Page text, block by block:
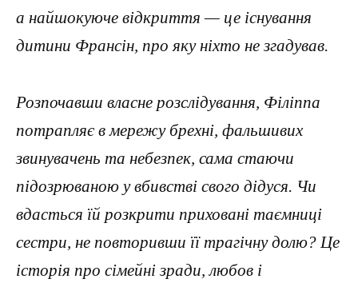
а найшокуюче відкриття — це існування
дитини Франсін, про яку ніхто не згадував.
Розпочавши власне розслідування, Філіппа
потрапляє в мережу брехні, фальшивих
звинувачень та небезпек, сама стаючи
підозрюваною у вбивстві свого дідуся. Чи
вдасться їй розкрити приховані таємниці
сестри, не повторивши її трагічну долю? Це
історія про сімейні зради, любов і